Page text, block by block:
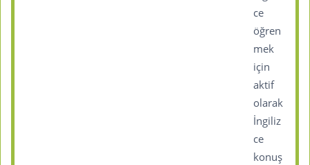
ce
öğren
mek
için
aktif
olarak
İngiliz
ce
konuş